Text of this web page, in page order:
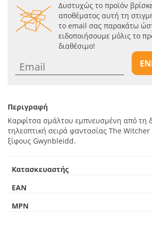
Δυστυχώς το προϊόν
αποθέματος αυτή τη
το email σας παρακάτω
ειδοποιήσουμε μόλις το
διαθέσιμο!
Περιγραφή
Καρφίτσα σμάλτου εμπνευσμένη από τη
τηλεοπτική σειρά φαντασίας The
ξίφους Gwynbleidd.
Κατασκευαστής
EAN
MPN